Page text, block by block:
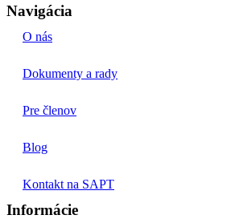
Navigácia
O nás
Dokumenty a rady
Pre členov
Blog
Kontakt na SAPT
Informácie